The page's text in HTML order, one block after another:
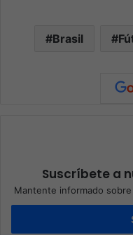
Brasil
Suscríbete a
Mantente informado